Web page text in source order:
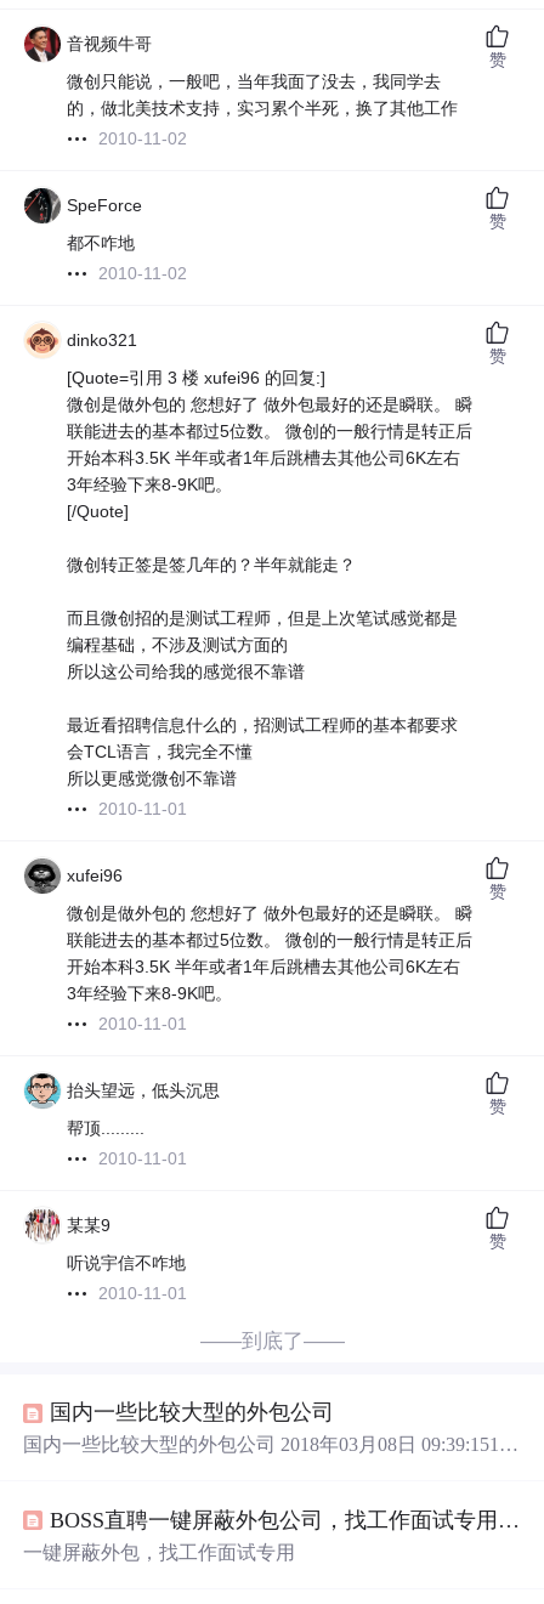
音视频牛哥
微创只能说，一般吧，当年我面了没去，我同学去
的，做北美技术支持，实习累个半死，换了其他工作
2010-11-02
赞
SpeForce
都不咋地
2010-11-02
赞
dinko321
[Quote=引用 3 楼 xufei96 的回复:]
微创是做外包的 您想好了 做外包最好的还是瞬联。 瞬
联能进去的基本都过5位数。 微创的一般行情是转正后
开始本科3.5K 半年或者1年后跳槽去其他公司6K左右
3年经验下来8-9K吧。
[/Quote]
微创转正签是签几年的？半年就能走？
而且微创招的是测试工程师，但是上次笔试感觉都是
编程基础，不涉及测试方面的
所以这公司给我的感觉很不靠谱
最近看招聘信息什么的，招测试工程师的基本都要求
会TCL语言，我完全不懂
所以更感觉微创不靠谱
2010-11-01
赞
xufei96
微创是做外包的 您想好了 做外包最好的还是瞬联。 瞬
联能进去的基本都过5位数。 微创的一般行情是转正后
开始本科3.5K 半年或者1年后跳槽去其他公司6K左右
3年经验下来8-9K吧。
2010-11-01
赞
抬头望远，低头沉思
帮顶.........
2010-11-01
赞
某某9
听说宇信不咋地
2010-11-01
赞
——到底了——
国内一些比较大型的外包公司
国内一些比较大型的外包公司 2018年03月08日 09:39:15169
要看看，下面这些是国内一些比较大型的外包公司，想进
外包公司的和不想进的都要了解一下，别进错了。 序号 公
BOSS直聘一键屏蔽外包公司，找工作面试专用JAVA工具
一键屏蔽外包，找工作面试专用